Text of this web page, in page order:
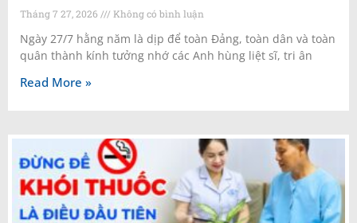
Tháng 7 27, 2026 Không có bình luận
Ngày 27/7 hằng năm là dịp để toàn Đảng, toàn dân và toàn
quân thành kính tưởng nhớ các Anh hùng liệt sĩ, tri ân
Read More »